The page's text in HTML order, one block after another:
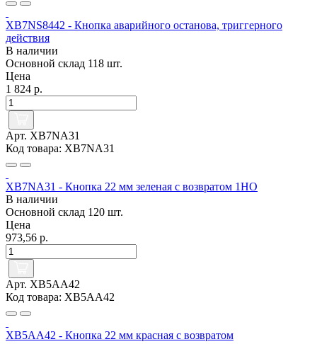
XB7NS8442 - Кнопка аварийного останова, триггерного
действия
В наличии
Основной склад 118 шт.
Цена
1 824 р.
Арт. XB7NA31
Код товара: XB7NA31
XB7NA31 - Кнопка 22 мм зеленая с возвратом 1НО
В наличии
Основной склад 120 шт.
Цена
973,56 р.
Арт. XB5AA42
Код товара: XB5AA42
XB5AA42 - Кнопка 22 мм красная с возвратом